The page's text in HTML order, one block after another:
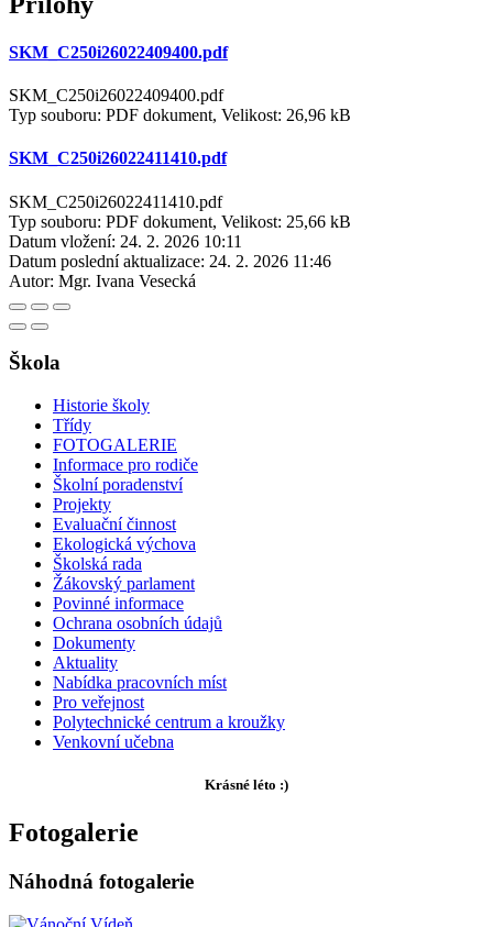
SKM_C250i26022409400.pdf
SKM_C250i26022409400.pdf
Typ souboru: PDF dokument, Velikost: 26,96 kB
SKM_C250i26022411410.pdf
SKM_C250i26022411410.pdf
Typ souboru: PDF dokument, Velikost: 25,66 kB
Datum vložení: 24. 2. 2026 10:11
Datum poslední aktualizace: 24. 2. 2026 11:46
Autor: Mgr. Ivana Vesecká
Škola
Historie školy
Třídy
FOTOGALERIE
Informace pro rodiče
Školní poradenství
Projekty
Evaluační činnost
Ekologická výchova
Školská rada
Žákovský parlament
Povinné informace
Ochrana osobních údajů
Dokumenty
Aktuality
Nabídka pracovních míst
Pro veřejnost
Polytechnické centrum a kroužky
Venkovní učebna
Krásné léto :)
Fotogalerie
Náhodná fotogalerie